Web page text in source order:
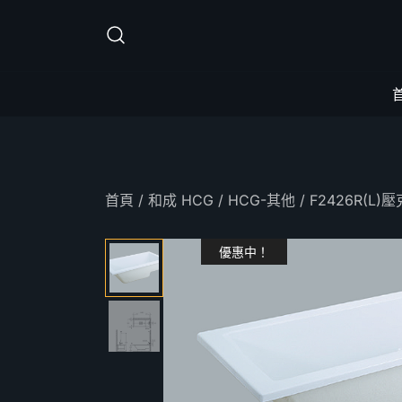
首頁 / 和成 HCG / HCG-其他 / F2426R(L)壓
優惠中！